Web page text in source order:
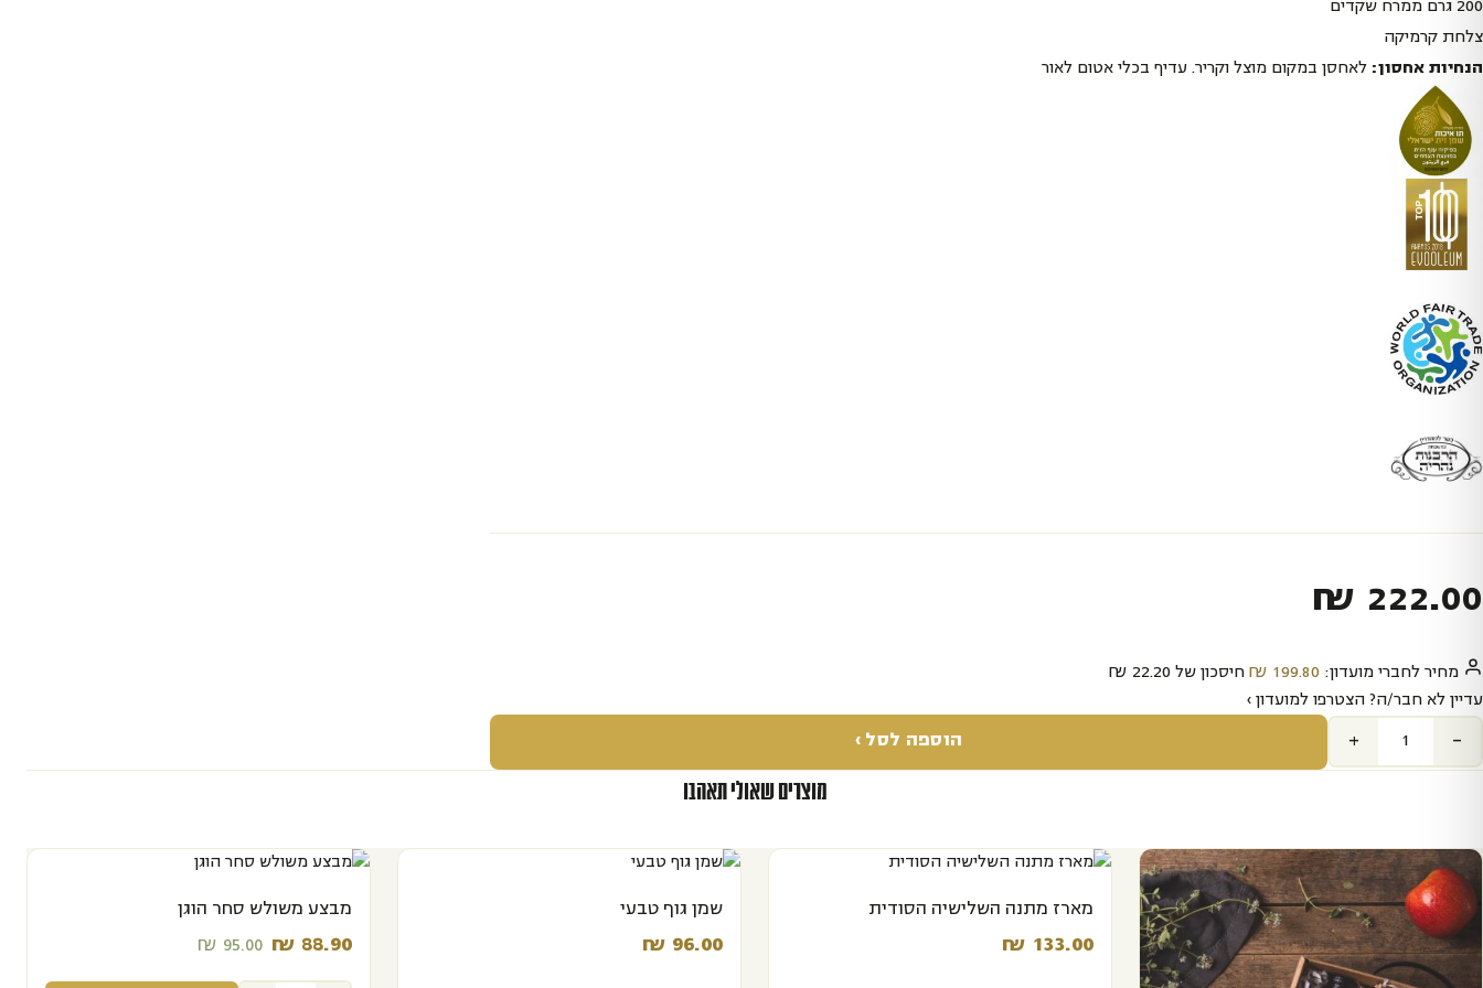
200 גרם ממרח שקדים
צלחת קרמיקה
הנחיות אחסון: לאחסן במקום מוצל וקריר. עדיף בכלי אטום לאור
₪ 222.00‬
מחיר לחברי מועדון: ₪ 199.80‬ חיסכון של ₪ 22.20‬
עדיין לא חבר/ה? הצטרפו למועדון ›
-
+ הוספה לסל ›
מוצרים שאולי תאהבו
מארז מתנה השלישיה הסודית
₪ 133.00‬
שמן גוף טבעי
₪ 96.00‬
מבצע משולש סחר הוגן
₪ 95.00‬ ₪ 88.90‬